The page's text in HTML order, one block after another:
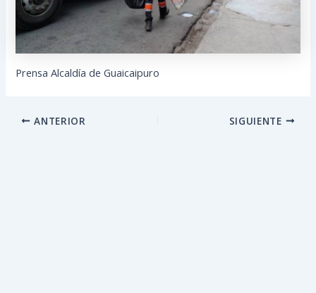
Prensa Alcaldía de Guaicaipuro
ANTERIOR SIGUIENTE